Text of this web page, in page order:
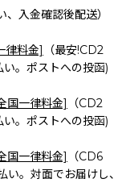
入金確認後配送）
律料金]
（最安!CD2
。ポストへの投函)
国一律料金]
（CD2
。ポストへの投函)
国一律料金]
（CD6
。対面でお届けし、